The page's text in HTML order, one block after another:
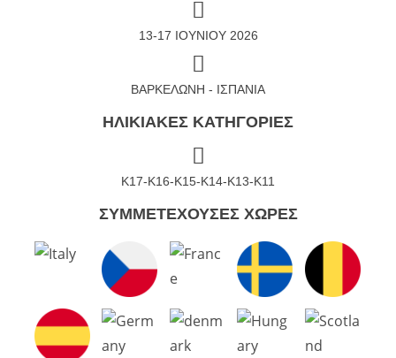
13-17 ΙΟΥΝΙΟΥ 2026
ΒΑΡΚΕΛΩΝΗ - ΙΣΠΑΝΙΑ
ΗΛΙΚΙΑΚΕΣ ΚΑΤΗΓΟΡΙΕΣ
K17-K16-K15-K14-K13-K11
ΣΥΜΜΕΤΕΧΟΥΣΕΣ ΧΩΡΕΣ